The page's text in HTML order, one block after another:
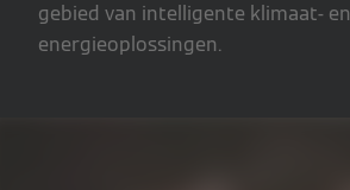
gebied van intelligente klimaat- en
energieoplossingen.